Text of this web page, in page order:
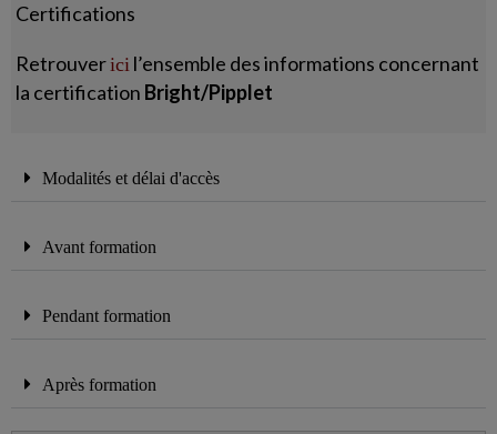
Certifications
Retrouverici l’ensemble des informations concernant
la certification Bright/Pipplet
Modalités et délai d'accès
Avant formation
Pendant formation
Après formation